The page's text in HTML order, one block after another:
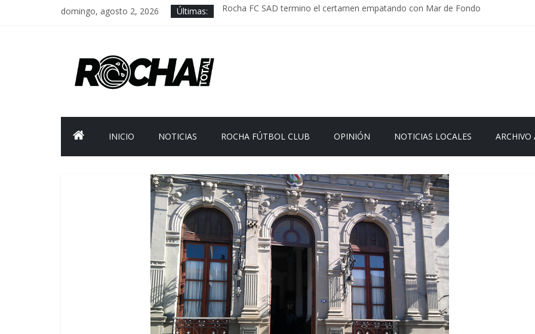
domingo, agosto 2, 2026 Últimas:
Rocha FC SAD termino el certamen empatando con Mar de Fondo
INICIO NOTICIAS ROCHA FÚTBOL CLUB OPINIÓN NOTICIAS LOCALES ARCHIVO